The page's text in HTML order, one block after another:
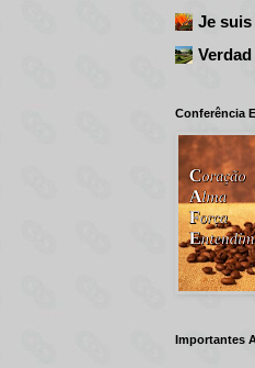
Je
Conferência
Importantes